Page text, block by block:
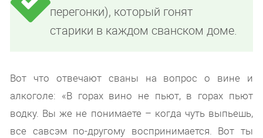
перегонки), который гонят
старики в каждом сванском доме.
Вот что отвечают сваны на вопрос о вине и
алкоголе: «В горах вино не пьют, в горах пьют
водку. Вы же не понимаете – когда чуть выпьешь,
все савсэм по-другому воспринимается. Вот ты